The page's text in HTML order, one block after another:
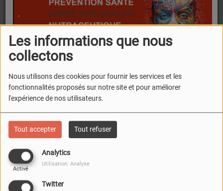
Les informations que nous
collectons
Nous utilisons des cookies pour fournir les services et les
fonctionnalités proposés sur notre site et pour améliorer
l'expérience de nos utilisateurs.
Tout accepter Tout refuser
Analytics
Activé
Utilisation: Analyse
Twitter
Contactez-nous!
Contactez-nous!
Nom*
Email*
Téléphone